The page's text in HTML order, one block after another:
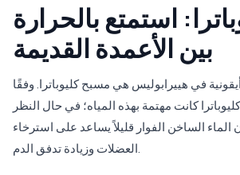
استمتع بالحرارة
بين الأعمدة القديمة
في هييرابوليس هي مسبح كليوباترا. وفقًا
كانت مهتمة بهذه المياه؛ في حال النظر
الساخن الفوار قليلاً يساعد على استرخاء
العضلات وزيادة تدفق الدم.